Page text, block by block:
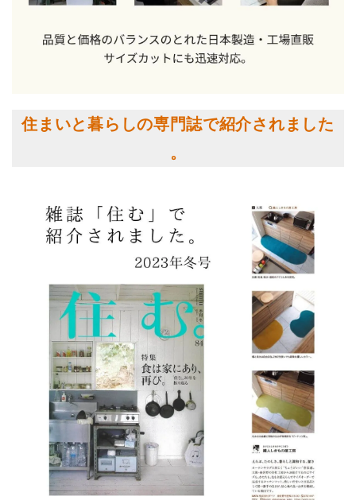
住まいと暮らしの専門誌で紹介されました
。